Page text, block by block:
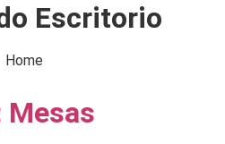
Escritorio
Home
Mesas